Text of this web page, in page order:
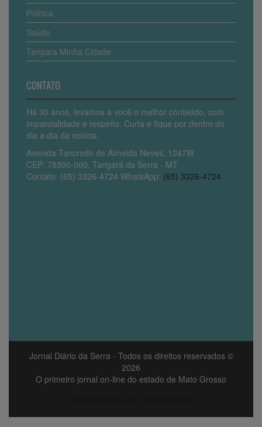
Política
Saúde
Tangara Minha Cidade
CONTATO
Há 30 anos, levamos a você o melhor conteúdo, com
imparcialidade e respeito. Curta e fique por dentro do
dia a dia da notícia.
Avenida Tancredo de Almeida Neves, 1247W
CEP: 78300-000, Tangará da Serra - MT
Contato: (65) 3326-4724 WhatsApp: (65) 3326-4724
Jornal Diário da Serra - Todos os direitos reservados ©
2026
O primeiro jornal on-line do estado de Mato Grosso